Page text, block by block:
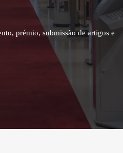
prémio, submissão de artigos e